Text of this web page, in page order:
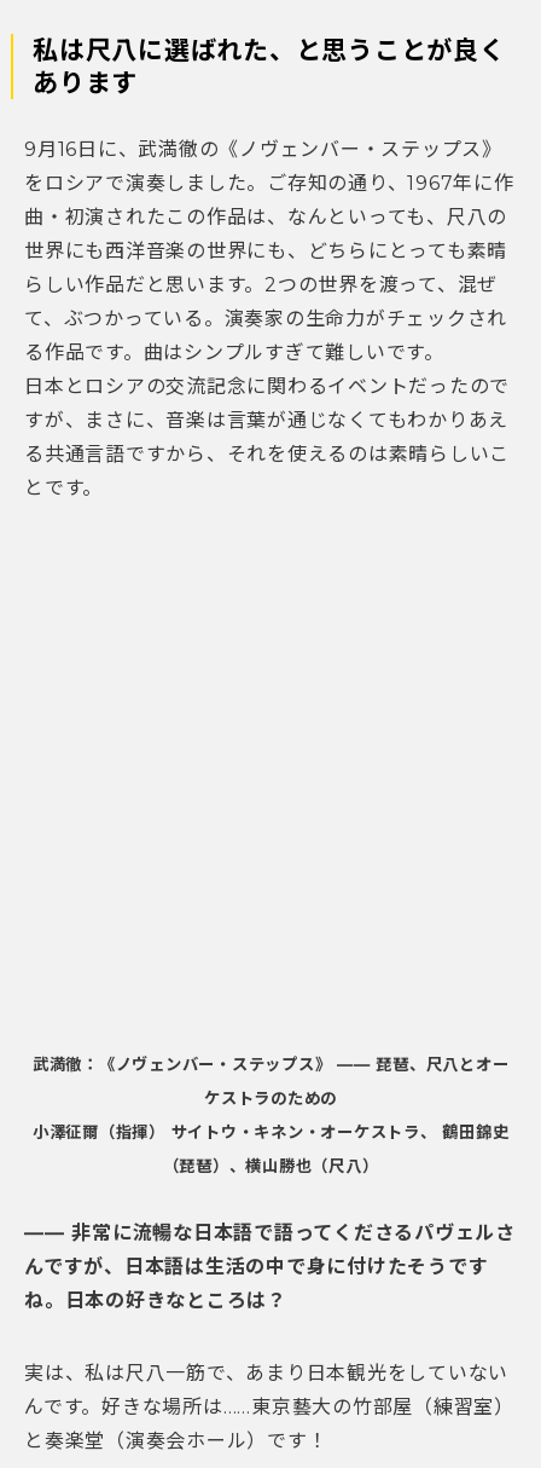
私は尺八に選ばれた、と思うことが良く
あります
9月16日に、武満徹の《ノヴェンバー・ステップス》
をロシアで演奏しました。ご存知の通り、1967年に作
曲・初演されたこの作品は、なんといっても、尺八の
世界にも西洋音楽の世界にも、どちらにとっても素晴
らしい作品だと思います。2つの世界を渡って、混ぜ
て、ぶつかっている。演奏家の生命力がチェックされ
る作品です。曲はシンプルすぎて難しいです。
日本とロシアの交流記念に関わるイベントだったので
すが、まさに、音楽は言葉が通じなくてもわかりあえ
る共通言語ですから、それを使えるのは素晴らしいこ
とです。
武満徹：《ノヴェンバー・ステップス》 ―― 琵琶、尺八とオー
ケストラのための
小澤征爾（指揮） サイトウ・キネン・オーケストラ、 鶴田錦史
（琵琶）、横山勝也（尺八）
―― 非常に流暢な日本語で語ってくださるパヴェルさ
んですが、日本語は生活の中で身に付けたそうです
ね。日本の好きなところは？
実は、私は尺八一筋で、あまり日本観光をしていない
んです。好きな場所は……東京藝大の竹部屋（練習室）
と奏楽堂（演奏会ホール）です！